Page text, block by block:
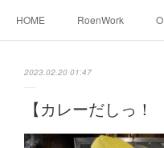
HOME RoenWork
転写（カッティングシート）昇華転
2023.02.20 01:47
【カレーだしっ